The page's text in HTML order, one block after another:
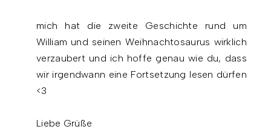
mich hat die zweite Geschichte rund um
William und seinen Weihnachtosaurus wirklich
verzaubert und ich hoffe genau wie du, dass
wir irgendwann eine Fortsetzung lesen dürfen
<3
Liebe Grüße